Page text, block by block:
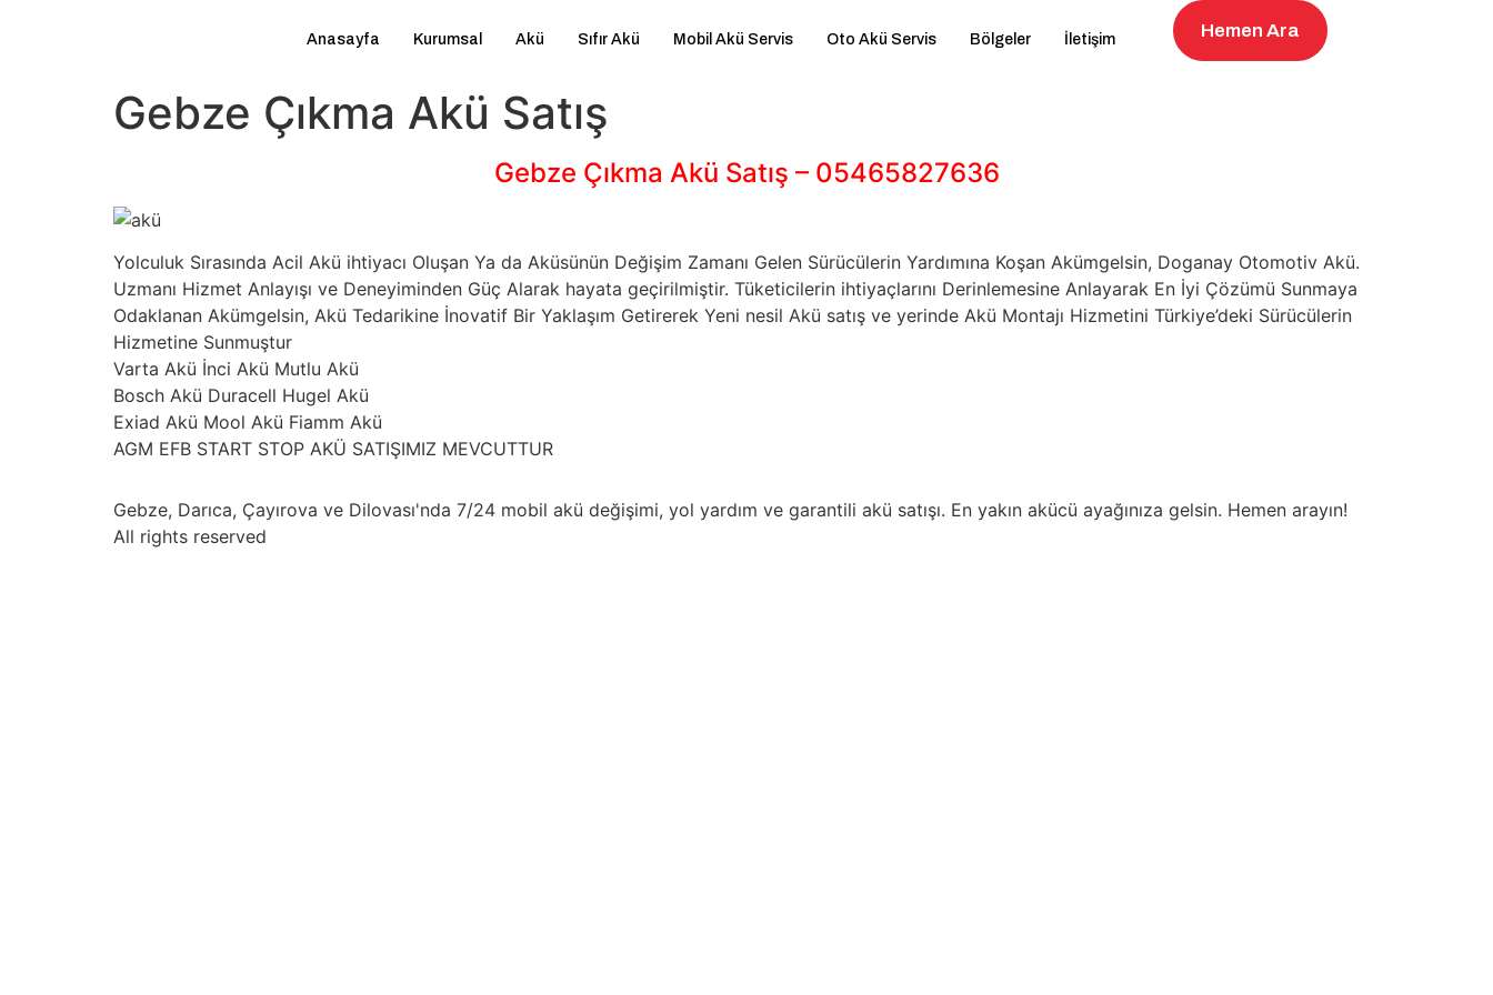
Anasayfa Kurumsal Akü Sıfır Akü Mobil Akü Servis Oto Akü Servis Bölgeler İletişim Hemen Ara
Gebze Çıkma Akü Satış
Gebze Çıkma Akü Satış – 05465827636
Yolculuk Sırasında Acil Akü ihtiyacı Oluşan Ya da Aküsünün Değişim Zamanı Gelen Sürücülerin Yardımına Koşan Akümgelsin, Doganay Otomotiv Akü.
Uzmanı Hizmet Anlayışı ve Deneyiminden Güç Alarak hayata geçirilmiştir. Tüketicilerin ihtiyaçlarını Derinlemesine Anlayarak En İyi Çözümü Sunmaya
Odaklanan Akümgelsin, Akü Tedarikine İnovatif Bir Yaklaşım Getirerek Yeni nesil Akü satış ve yerinde Akü Montajı Hizmetini Türkiye’deki Sürücülerin
Hizmetine Sunmuştur
Varta Akü İnci Akü Mutlu Akü
Bosch Akü Duracell Hugel Akü
Exiad Akü Mool Akü Fiamm Akü
AGM EFB START STOP AKÜ SATIŞIMIZ MEVCUTTUR
Gebze, Darıca, Çayırova ve Dilovası'nda 7/24 mobil akü değişimi, yol yardım ve garantili akü satışı. En yakın akücü ayağınıza gelsin. Hemen arayın!
All rights reserved